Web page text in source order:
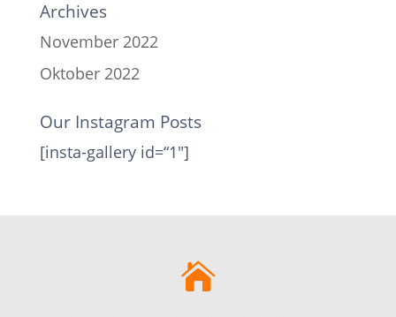
Archives
November 2022
Oktober 2022
Our Instagram Posts
[insta-gallery id=“1″]
